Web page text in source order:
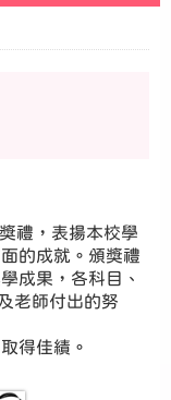
禮，表揚本校學
的成就。頒獎禮
成果，各科目、
老師付出的努
得佳績。